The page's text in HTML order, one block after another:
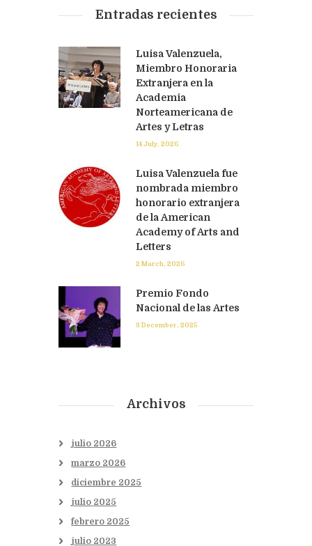
Entradas recientes
Luisa Valenzuela,
Miembro Honoraria
Extranjera en la
Academia
Norteamericana de
Artes y Letras
14 July, 2026
Luisa Valenzuela fue
nombrada miembro
honorario extranjera
de la American
Academy of Arts and
Letters
2 March, 2026
Premio Fondo
Nacional de las Artes
3 December, 2025
Archivos
julio 2026
marzo 2026
diciembre 2025
julio 2025
febrero 2025
julio 2023